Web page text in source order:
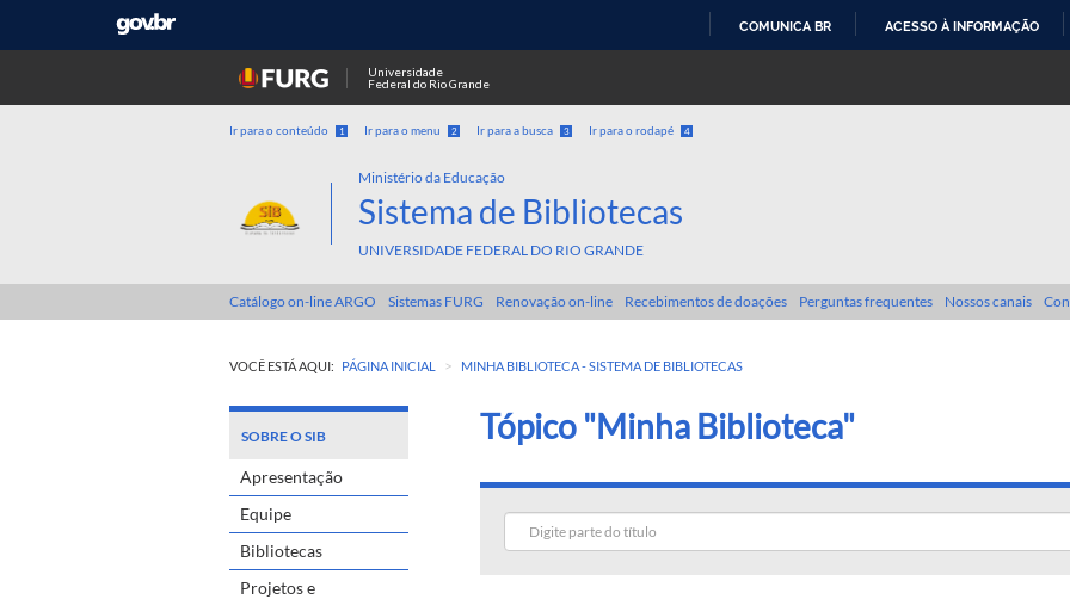
COMUNICA BR ACESSO À INFORMAÇÃO
Universidade
Federal do Rio Grande
Ir para o conteúdo 1 Ir para o menu 2 Ir para a busca 3 Ir para o rodapé 4
Ministério da Educação
Sistema de Bibliotecas
UNIVERSIDADE FEDERAL DO RIO GRANDE
Catálogo on-line ARGO Sistemas FURG Renovação on-line Recebimentos de doações Perguntas frequentes Nossos canais
VOCÊ ESTÁ AQUI: PÁGINA INICIAL > MINHA BIBLIOTECA - SISTEMA DE BIBLIOTECAS
SOBRE O SIB
Apresentação
Equipe
Bibliotecas
Projetos e
Tópico "Minha Biblioteca"